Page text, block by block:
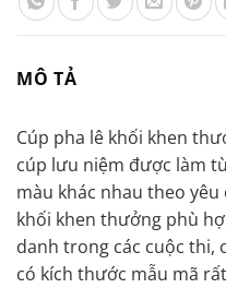
MÔ TẢ
Cúp pha lê khối khen
cúp lưu niệm được làm
màu khác nhau theo yêu
khối khen thưởng phù
danh trong các cuộc thi,
có kích thước mẫu mã